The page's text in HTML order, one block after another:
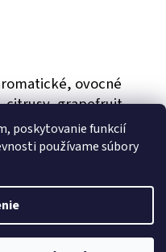
poskytovanie funkcií
používame súbory
ovocné
citrusy, grapefruit,
zakalené
práva vyhradené.Upraviť